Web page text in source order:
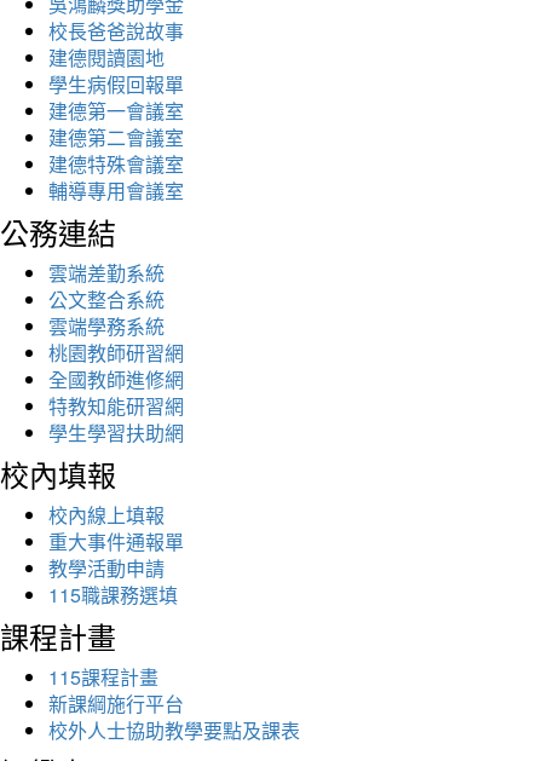
校長爸爸說故事
建德閱讀園地
學生病假回報單
建德第一會議室
建德第二會議室
建德特殊會議室
輔導專用會議室
公務連結
雲端差勤系統
公文整合系統
雲端學務系統
桃園教師研習網
全國教師進修網
特教知能研習網
學生學習扶助網
校內填報
校內線上填報
重大事件通報單
教學活動申請
115職課務選填
課程計畫
115課程計畫
新課綱施行平台
校外人士協助教學要點及課表